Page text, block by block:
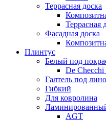
Террасная доска
Террасная
Фасадная доска
Плинтус
Белый под
De
Галтель под
Гибкий
Для ковролина
AGT